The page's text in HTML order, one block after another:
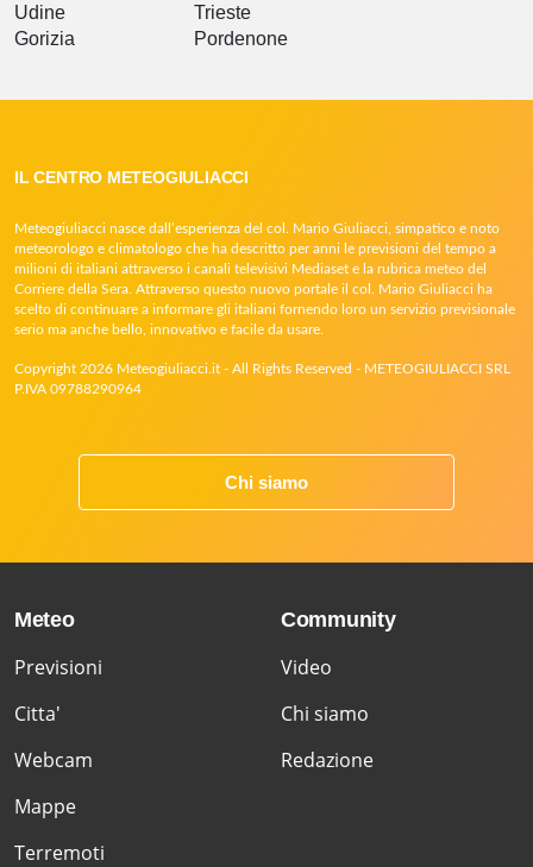
Udine
Gorizia
Trieste
Pordenone
IL CENTRO METEOGIULIACCI
Meteogiuliacci nasce dall’esperienza del col. Mario Giuliacci, simpatico e noto
meteorologo e climatologo che ha descritto per anni le previsioni del tempo a
milioni di italiani attraverso i canali televisivi Mediaset e la rubrica meteo del
Corriere della Sera. Attraverso questo nuovo portale il col. Mario Giuliacci ha
scelto di continuare a informare gli italiani fornendo loro un servizio previsionale
serio ma anche bello, innovativo e facile da usare.
Copyright 2026 Meteogiuliacci.it - All Rights Reserved - METEOGIULIACCI SRL
P.IVA 09788290964
Chi siamo
Meteo
Previsioni
Citta'
Webcam
Mappe
Terremoti
Community
Video
Chi siamo
Redazione